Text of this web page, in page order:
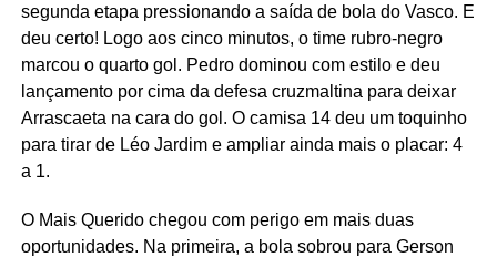
segunda etapa pressionando a saída de bola do Vasco. E
deu certo! Logo aos cinco minutos, o time rubro-negro
marcou o quarto gol. Pedro dominou com estilo e deu
lançamento por cima da defesa cruzmaltina para deixar
Arrascaeta na cara do gol. O camisa 14 deu um toquinho
para tirar de Léo Jardim e ampliar ainda mais o placar: 4
a 1.
O Mais Querido chegou com perigo em mais duas
oportunidades. Na primeira, a bola sobrou para Gerson